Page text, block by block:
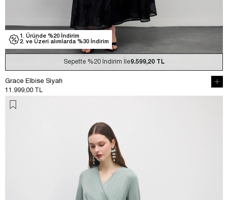
1. Üründe %20 İndirim
2. ve Üzeri alımlarda %30 İndirim
Sepette %20 İndirim İle9.599,20 TL
Grace Elbise Siyah
11.999,00 TL